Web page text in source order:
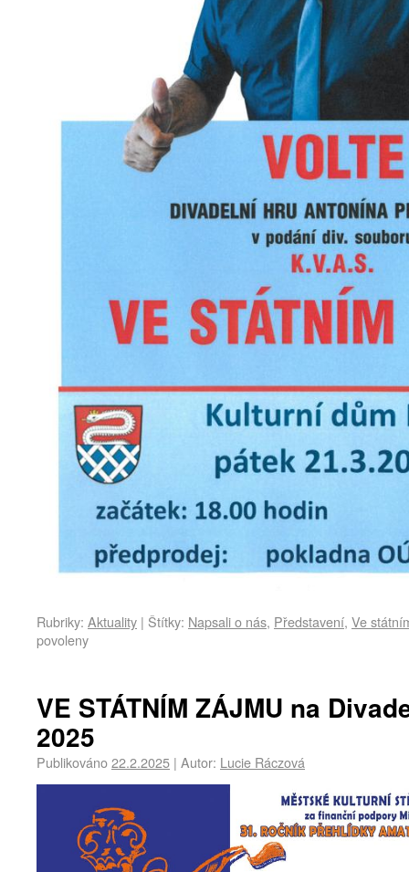
Rubriky: Aktuality | Štítky: Napsali o nás, Představení, Ve
povoleny
VE STÁTNÍM ZÁJMU na
2025
Publikováno22.2.2025 | Autor: Lucie Ráczová